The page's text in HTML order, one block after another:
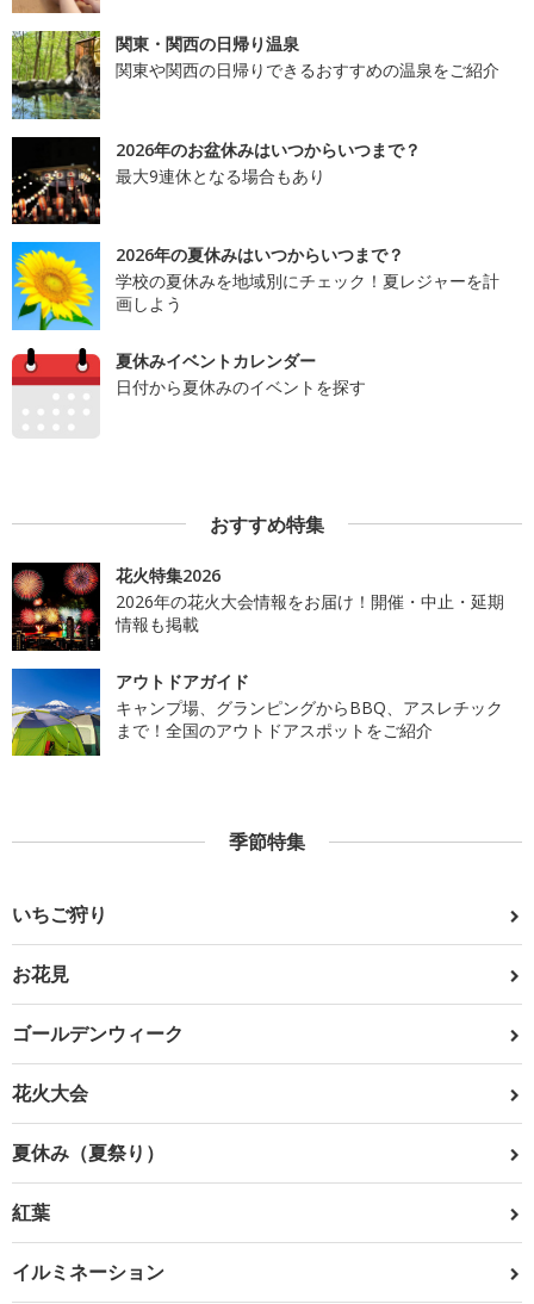
関東・関西の日帰り温泉
関東や関西の日帰りできるおすすめの温泉をご紹介
2026年のお盆休みはいつからいつまで？
最大9連休となる場合もあり
2026年の夏休みはいつからいつまで？
学校の夏休みを地域別にチェック！夏レジャーを計
画しよう
夏休みイベントカレンダー
日付から夏休みのイベントを探す
おすすめ特集
花火特集2026
2026年の花火大会情報をお届け！開催・中止・延期
情報も掲載
アウトドアガイド
キャンプ場、グランピングからBBQ、アスレチック
まで！全国のアウトドアスポットをご紹介
季節特集
いちご狩り
お花見
ゴールデンウィーク
花火大会
夏休み（夏祭り）
紅葉
イルミネーション